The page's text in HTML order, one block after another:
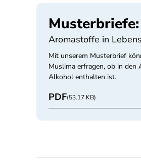
Musterbriefe:
Aromastoffe in
Mit unserem Musterbrief
Muslima erfragen, ob in den
Alkohol enthalten ist.
PDF(53.17 KB)